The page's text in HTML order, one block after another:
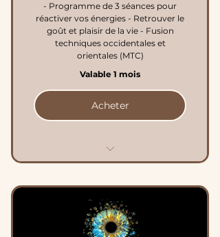
- Programme de 3 séances pour
réactiver vos énergies - Retrouver le
goût et plaisir de la vie - Fusion
techniques occidentales et
orientales (MTC)
Valable 1 mois
Acheter
Revitalisation complète
15% de remise avec le
coupon - IMPERIAL15%